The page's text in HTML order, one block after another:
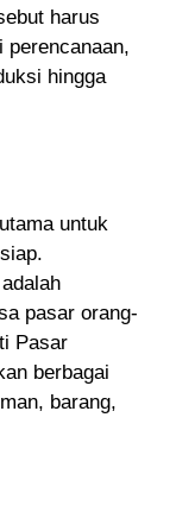
harus
perencanaan,
hingga
untuk
pasar orang-
Pasar
berbagai
barang,